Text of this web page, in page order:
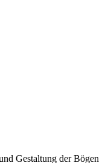
Gestaltung der Bögen